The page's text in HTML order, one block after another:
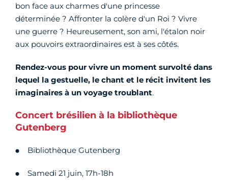
bon face aux charmes d'une princesse
déterminée ? Affronter la colère d'un Roi ? Vivre
une guerre ? Heureusement, son ami, l'étalon noir
aux pouvoirs extraordinaires est à ses côtés.
Rendez-vous pour vivre un moment survolté dans
lequel la gestuelle, le chant et le récit invitent les
imaginaires à un voyage troublant.
Concert brésilien à la bibliothèque
Gutenberg
Bibliothèque Gutenberg
Samedi 21 juin, 17h-18h